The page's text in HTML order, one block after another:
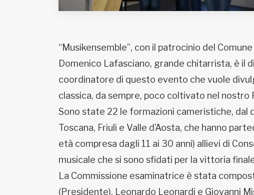
“Musikensemble”, con il patrocinio del
Domenico Lafasciano, grande chitarrista, è il
coordinatore di questo evento che vuole
classica, da sempre, poco coltivato nel nostro
Sono state 22 le formazioni cameristiche, dal
Toscana, Friuli e Valle d’Aosta, che hanno
età compresa dagli 11 ai 30 anni) allievi di
musicale che si sono sfidati per la vittoria
La Commissione esaminatrice è stata
(Presidente), Leonardo Leonardi e Giovanni